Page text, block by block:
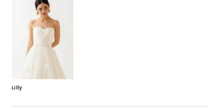
Lilly